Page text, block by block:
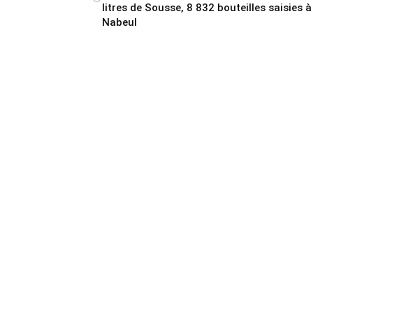
litres de Sousse, 8 832 bouteilles saisies à
Nabeul